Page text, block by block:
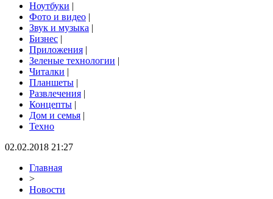
Ноутбуки |
Фото и видео |
Звук и музыка |
Бизнес |
Приложения |
Зеленые технологии |
Читалки |
Планшеты |
Развлечения |
Концепты |
Дом и семья |
Техно
02.02.2018 21:27
Главная
>
Новости